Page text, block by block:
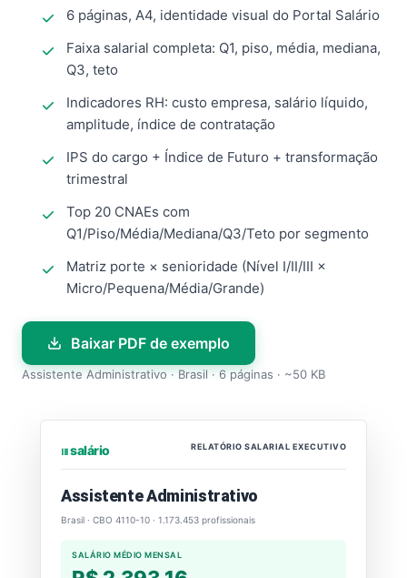
6 páginas, A4, identidade visual do Portal Salário
Faixa salarial completa: Q1, piso, média, mediana,
Q3, teto
Indicadores RH: custo empresa, salário líquido,
amplitude, índice de contratação
IPS do cargo + Índice de Futuro + transformação
trimestral
Top 20 CNAEs com
Q1/Piso/Média/Mediana/Q3/Teto por segmento
Matriz porte × senioridade (Nível I/II/III ×
Micro/Pequena/Média/Grande)
Baixar PDF de exemplo
Assistente Administrativo · Brasil · 6 páginas · ~50 KB
⏐⏐⏐ salário RELATÓRIO SALARIAL EXECUTIVO
Assistente Administrativo
Brasil · CBO 4110-10 · 1.173.453 profissionais
SALÁRIO MÉDIO MENSAL